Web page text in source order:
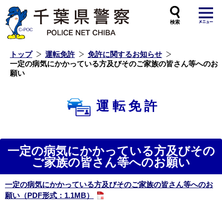
トップ 運転免許
免許に関するお知らせ
一定の病気にかかっている方及びそのご家族の皆さん等へのお
願い
運転免許
一定の病気にかかっている方及びその
ご家族の皆さん等へのお願い
一定の病気にかかっている方及びそのご家族の皆さん等へのお
願い（PDF形式：1.1MB）